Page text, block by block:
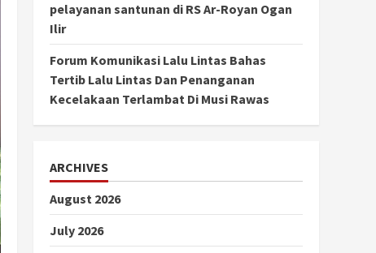
pelayanan santunan di RS Ar-Royan Ogan
Ilir
Forum Komunikasi Lalu Lintas Bahas
Tertib Lalu Lintas Dan Penanganan
Kecelakaan Terlambat Di Musi Rawas
ARCHIVES
August 2026
July 2026